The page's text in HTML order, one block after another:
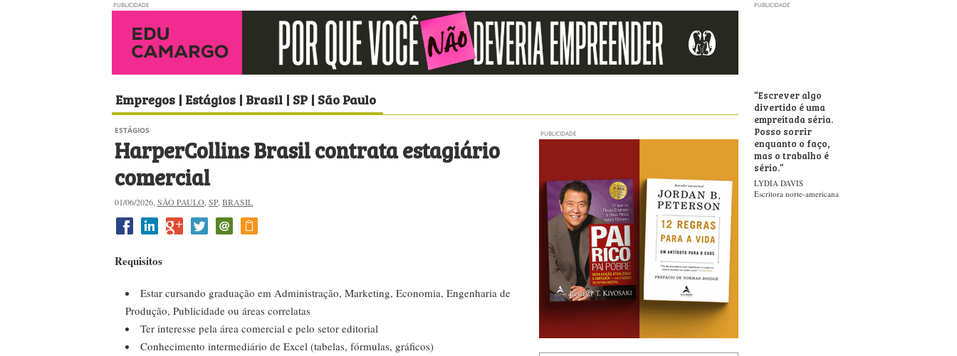
PUBLICIDADE PUBLICIDADE
Empregos | Estágios | Brasil | SP | São Paulo
ESTÁGIOS
HarperCollins Brasil contrata estagiário
comercial
01/06/2026, SÃO PAULO SP, BRASIL
Requisitos
Estar cursando graduação em Administração, Marketing, Economia, Engenharia de
Produção, Publicidade ou áreas correlatas
Ter interesse pela área comercial e pelo setor editorial
Conhecimento intermediário de Excel (tabelas, fórmulas, gráficos)
PUBLICIDADE
“Escrever algo
divertido é uma
empreitada séria.
Posso sorrir
enquanto o faço,
mas o trabalho é
sério.”
LYDIA DAVIS
Escritora norte-americana